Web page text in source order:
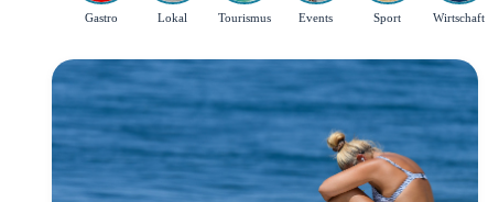
Gastro Lokal Tourismus Events Sport Wirtschaft